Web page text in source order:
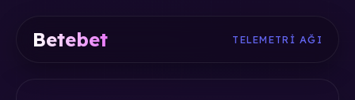
Betebet TELEMETRI AĞI